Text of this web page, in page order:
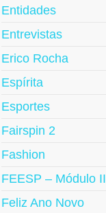
Entidades
Entrevistas
Erico Rocha
Espírita
Esportes
Fairspin 2
Fashion
FEESP – Módulo II
Feliz Ano Novo